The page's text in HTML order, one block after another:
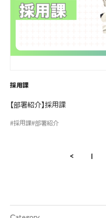
採用課
【部署紹介】採用課
#採用課#部署紹介
< 1